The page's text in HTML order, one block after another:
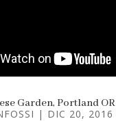
Garden, Portland OR
| DIC 20, 2016